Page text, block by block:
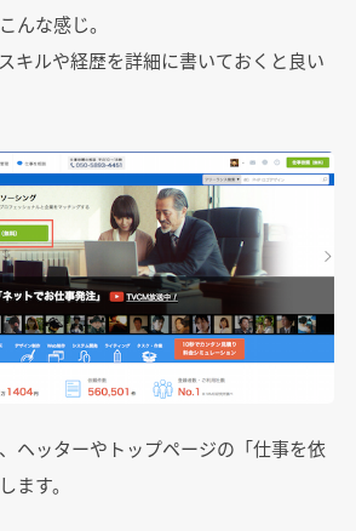
んな感じ。
キルや経歴を詳細に書いておくと良い
ヘッターやトップページの「仕事を依
ます。